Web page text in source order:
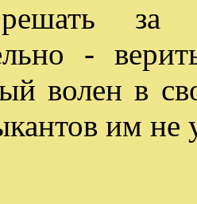
за
-
волен в
им не